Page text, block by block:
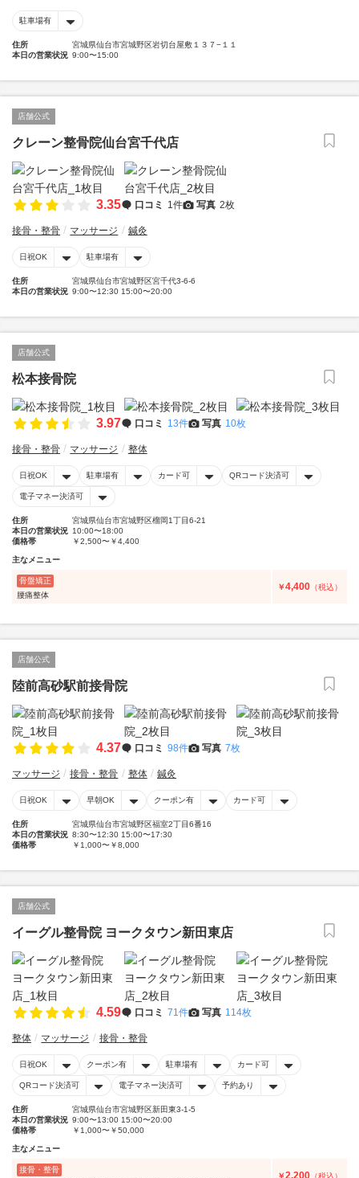
駐車場有
住所
宮城県仙台市宮城野区岩切台屋敷１３７−１１
本日の営業状況 9:00〜15:00
店舗公式
クレーン整骨院仙台宮千代店
3.35 口コミ 1件 写真 2枚
接骨・整骨 マッサージ 鍼灸
日祝OK 駐車場有
住所
宮城県仙台市宮城野区宮千代3-6-6
本日の営業状況 9:00〜12:30 15:00〜20:00
店舗公式
松本接骨院
3.97 口コミ 13件 写真 10枚
接骨・整骨 マッサージ 整体
日祝OK 駐車場有 カード可 QRコード決済可
電子マネー決済可
住所
宮城県仙台市宮城野区榴岡1丁目6-21
本日の営業状況 10:00〜18:00
価格帯
￥2,500〜￥4,400
主なメニュー
骨盤矯正
腰痛整体
￥4,400 （税込）
店舗公式
陸前高砂駅前接骨院
4.37 口コミ 98件 写真 7枚
マッサージ 接骨・整骨 整体 鍼灸
日祝OK 早朝OK クーポン有 カード可
住所
宮城県仙台市宮城野区福室2丁目6番16
本日の営業状況 8:30〜12:30 15:00〜17:30
価格帯
￥1,000〜￥8,000
店舗公式
イーグル整骨院 ヨークタウン新田東店
4.59 口コミ 71件 写真 114枚
整体 マッサージ 接骨・整骨
日祝OK クーポン有 駐車場有 カード可
QRコード決済可 電子マネー決済可 予約あり
住所
宮城県仙台市宮城野区新田東3-1-5
本日の営業状況 9:00〜13:00 15:00〜20:00
価格帯
￥1,000〜￥50,000
主なメニュー
接骨・整骨
￥2,200 （税込）